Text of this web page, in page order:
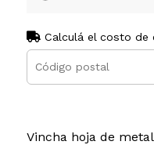
Calculá el costo de
Vincha hoja de